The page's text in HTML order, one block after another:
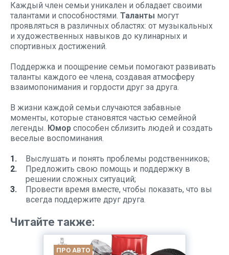
Каждый член семьи уникален и обладает своими
талантами и способностями. Таланты могут
проявляться в различных областях: от музыкальных
и художественных навыков до кулинарных и
спортивных достижений.
Поддержка и поощрение семьи помогают развивать
таланты каждого ее члена, создавая атмосферу
взаимопонимания и гордости друг за друга.
В жизни каждой семьи случаются забавные
моменты, которые становятся частью семейной
легенды. Юмор способен сблизить людей и создать
веселые воспоминания.
Выслушать и понять проблемы родственников;
Предложить свою помощь и поддержку в
решении сложных ситуаций;
Провести время вместе, чтобы показать, что вы
всегда поддержите друг друга.
Читайте также:
ПРО АВТО